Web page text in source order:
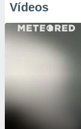
Vídeos